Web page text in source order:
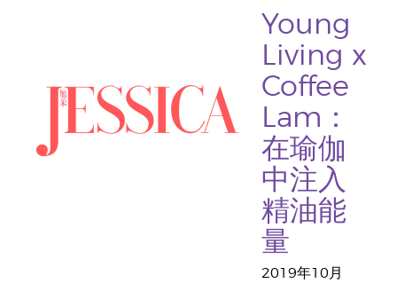
Young
Living x
Coffee
Lam：
在瑜伽
中注入
精油能
量
2019年10月